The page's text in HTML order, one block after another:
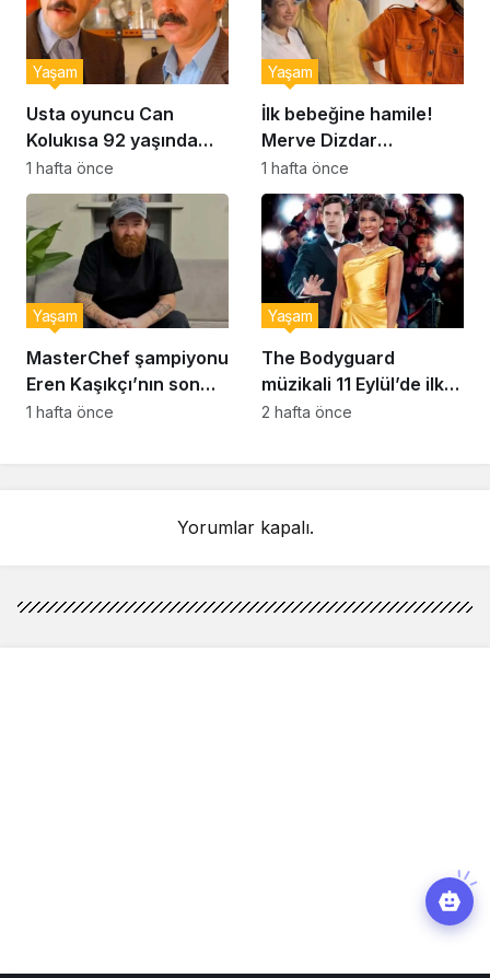
Usta oyuncu Can
Kolukısa 92 yaşında
hayatını kaybetti
Yaşam
1 hafta önce
İlk bebeğine hamile!
Merve Dizdar
sessizliğini bozdu: ‘İsim
bulmak çok zor’
Yaşam
1 hafta önce
MasterChef şampiyonu
Eren Kaşıkçı’nın son
anlarındaki kahreden
Yaşam
1 hafta önce
The Bodyguard
müzikali 11 Eylül’de ilk
kez Türkiye’de
Yaşam
2 hafta önce
Yorumlar kapalı.